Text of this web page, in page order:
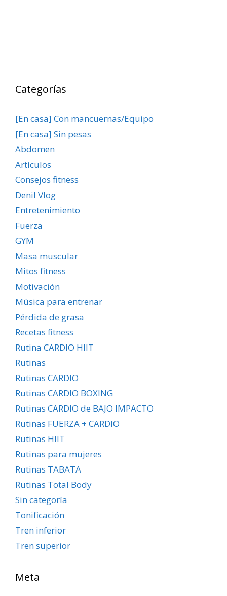
Categorías
[En casa] Con mancuernas/Equipo
[En casa] Sin pesas
Abdomen
Artículos
Consejos fitness
Denil Vlog
Entretenimiento
Fuerza
GYM
Masa muscular
Mitos fitness
Motivación
Música para entrenar
Pérdida de grasa
Recetas fitness
Rutina CARDIO HIIT
Rutinas
Rutinas CARDIO
Rutinas CARDIO BOXING
Rutinas CARDIO de BAJO IMPACTO
Rutinas FUERZA + CARDIO
Rutinas HIIT
Rutinas para mujeres
Rutinas TABATA
Rutinas Total Body
Sin categoría
Tonificación
Tren inferior
Tren superior
Meta